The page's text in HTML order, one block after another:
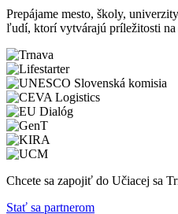
Prepájame mesto, školy,
ľudí, ktorí vytvárajú príležitosti na
Chcete sa zapojiť do Učiacej sa
Stať sa partnerom